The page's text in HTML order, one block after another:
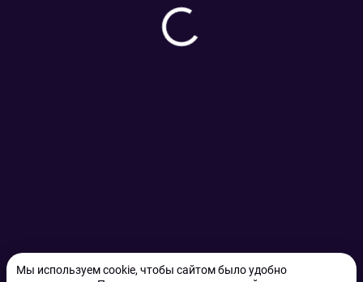
Мы используем cookie, чтобы сайтом было удобно